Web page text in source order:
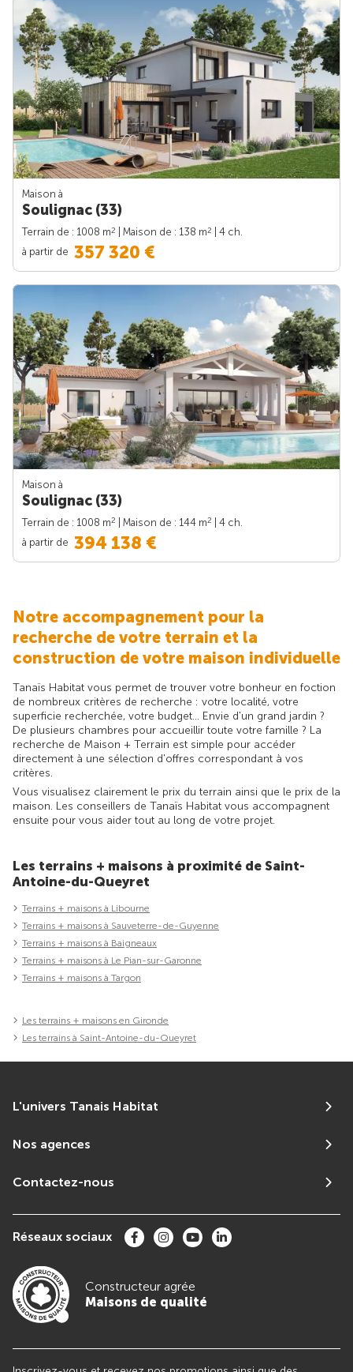
Maison à
Soulignac (33)
Terrain de : 1008 m2 | Maison de : 138 m2
| 4 ch.
à partir de 357 320 €
Maison à
Soulignac (33)
Terrain de : 1008 m2 | Maison de : 144 m2
| 4 ch.
à partir de 394 138 €
Notre accompagnement pour la
recherche de votre terrain et la
construction de votre maison individuelle
Tanaïs Habitat vous permet de trouver votre bonheur en foction
de nombreux critères de recherche : votre localité, votre
superficie recherchée, votre budget... Envie d'un grand jardin ?
De plusieurs chambres pour accueillir toute votre famille ? La
recherche de Maison + Terrain est simple pour accéder
directement à une sélection d'offres correspondant à vos
critères.
Vous visualisez clairement le prix du terrain ainsi que le prix de la
maison. Les conseillers de Tanaïs Habitat vous accompagnent
ensuite pour vous aider tout au long de votre projet.
Les terrains + maisons à proximité de Saint-
Antoine-du-Queyret
Terrains + maisons à Libourne
Terrains + maisons à Sauveterre-de-Guyenne
Terrains + maisons à Baigneaux
Terrains + maisons à Le Pian-sur-Garonne
Terrains + maisons à Targon
Les terrains + maisons en Gironde
Les terrains à Saint-Antoine-du-Queyret
L'univers Tanais Habitat
Nos agences
Contactez-nous
Réseaux sociaux
Constructeur agrée
Maisons de qualité